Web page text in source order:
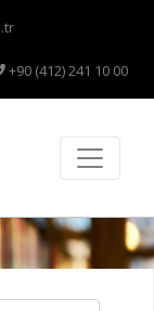
+90 (412) 241 10 00